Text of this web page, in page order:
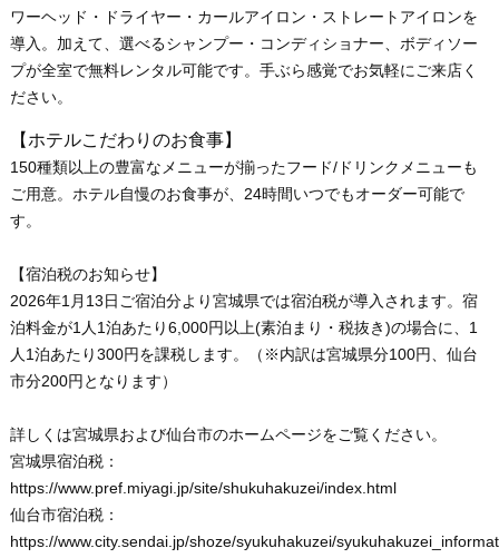
ワーヘッド・ドライヤー・カールアイロン・ストレートアイロンを
導入。加えて、選べるシャンプー・コンディショナー、ボディソー
プが全室で無料レンタル可能です。手ぶら感覚でお気軽にご来店く
ださい。
【ホテルこだわりのお食事】
150種類以上の豊富なメニューが揃ったフード/ドリンクメニューも
ご用意。ホテル自慢のお食事が、24時間いつでもオーダー可能で
す。
【宿泊税のお知らせ】
2026年1月13日ご宿泊分より宮城県では宿泊税が導入されます。宿
泊料金が1人1泊あたり6,000円以上(素泊まり・税抜き)の場合に、1
人1泊あたり300円を課税します。（※内訳は宮城県分100円、仙台
市分200円となります）
詳しくは宮城県および仙台市のホームページをご覧ください。
宮城県宿泊税：
https://www.pref.miyagi.jp/site/shukuhakuzei/index.html
仙台市宿泊税：
https://www.city.sendai.jp/shoze/syukuhakuzei/